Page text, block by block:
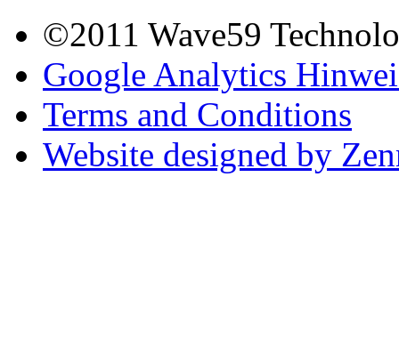
©2011 Wave59
Google Analytics
Terms and Conditions
Website designed by